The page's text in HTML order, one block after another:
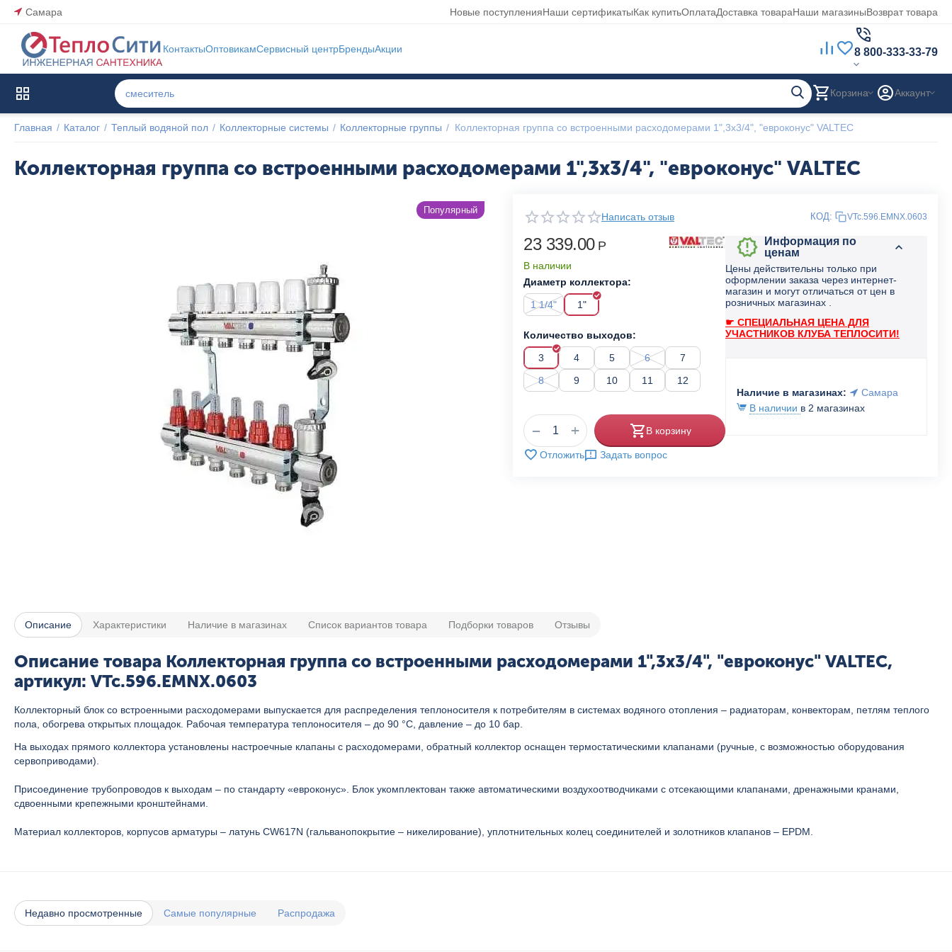
Самара Новые поступленияНаши сертификатыКак купитьОплатаДоставка товараНаши магазиныВозврат товара
КонтактыОптовикамСервисный центрБрендыАкции 8 800-333-33-79
Корзина Аккаунт
Главная / Каталог / Теплый водяной пол / Коллекторные системы / Коллекторные группы / Коллекторная группа со встроенными расходомерами 1",3x3/4", "евроконус" VALTEC
Коллекторная группа со встроенными расходомерами 1",3x3/4", "евроконус" VALTEC
Популярный
Написать отзыв КОД: VTc.596.EMNX.0603
23 339.00 Р
В наличии
Диаметр коллектора:
1 1/4"
1"
Количество выходов:
3
4 5 6
7
8
9 10 11 12
+
− В корзину
Отложить Задать вопрос
Информация по
ценам
Цены действительны только при
оформлении заказа через интернет-
магазин и могут отличаться от цен в
розничных магазинах .
☛ СПЕЦИАЛЬНАЯ ЦЕНА ДЛЯ
УЧАСТНИКОВ КЛУБА ТЕПЛОСИТИ!
Наличие в магазинах:
Самара
В наличии в 2 магазинах
Описание Характеристики Наличие в магазинах Список вариантов товара Подборки товаров Отзывы
Описание товара Коллекторная группа со встроенными расходомерами 1",3x3/4", "евроконус" VALTEC,
артикул: VTc.596.EMNX.0603
Коллекторный блок со встроенными расходомерами выпускается для распределения теплоносителя к потребителям в системах водяного отопления – радиаторам, конвекторам, петлям теплого
пола, обогрева открытых площадок. Рабочая температура теплоносителя – до 90 °С, давление – до 10 бар.
На выходах прямого коллектора установлены настроечные клапаны с расходомерами, обратный коллектор оснащен термостатическими клапанами (ручные, с возможностью оборудования
сервоприводами).
Присоединение трубопроводов к выходам – по стандарту «евроконус». Блок укомплектован также автоматическими воздухоотводчиками с отсекающими клапанами, дренажными кранами,
сдвоенными крепежными кронштейнами.
Материал коллекторов, корпусов арматуры – латунь CW617N (гальванопокрытие – никелирование), уплотнительных колец соединителей и золотников клапанов – EPDM.
Недавно просмотренные Самые популярные Распродажа